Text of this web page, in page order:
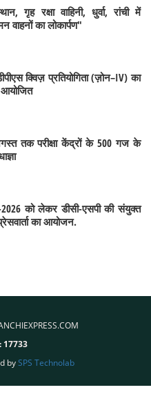
गृह रक्षा वाहिनी, धुर्वा, रांची में
वाहनों का लोकार्पण"
क्विज़ प्रतियोगिता (ज़ोन–IV) का
तक परीक्षा केंद्रों के 500 गज के
2026 को लेकर डीसी-एसपी की संयुक्त
का आयोजन.
17733
bySPS Technolab